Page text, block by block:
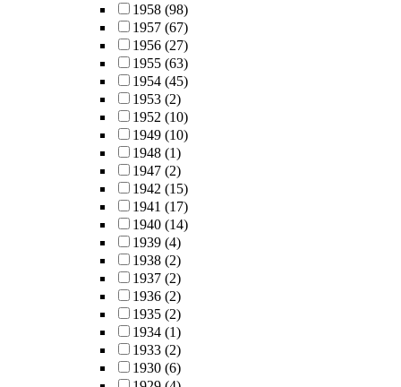
1958 (98)
1957 (67)
1956 (27)
1955 (63)
1954 (45)
1953 (2)
1952 (10)
1949 (10)
1948 (1)
1947 (2)
1942 (15)
1941 (17)
1940 (14)
1939 (4)
1938 (2)
1937 (2)
1936 (2)
1935 (2)
1934 (1)
1933 (2)
1930 (6)